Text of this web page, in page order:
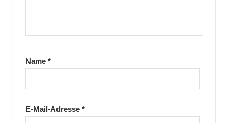
Name *
E-Mail-Adresse *